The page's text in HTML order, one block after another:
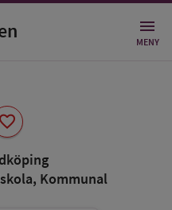
MENY
favorite
, Kommunal